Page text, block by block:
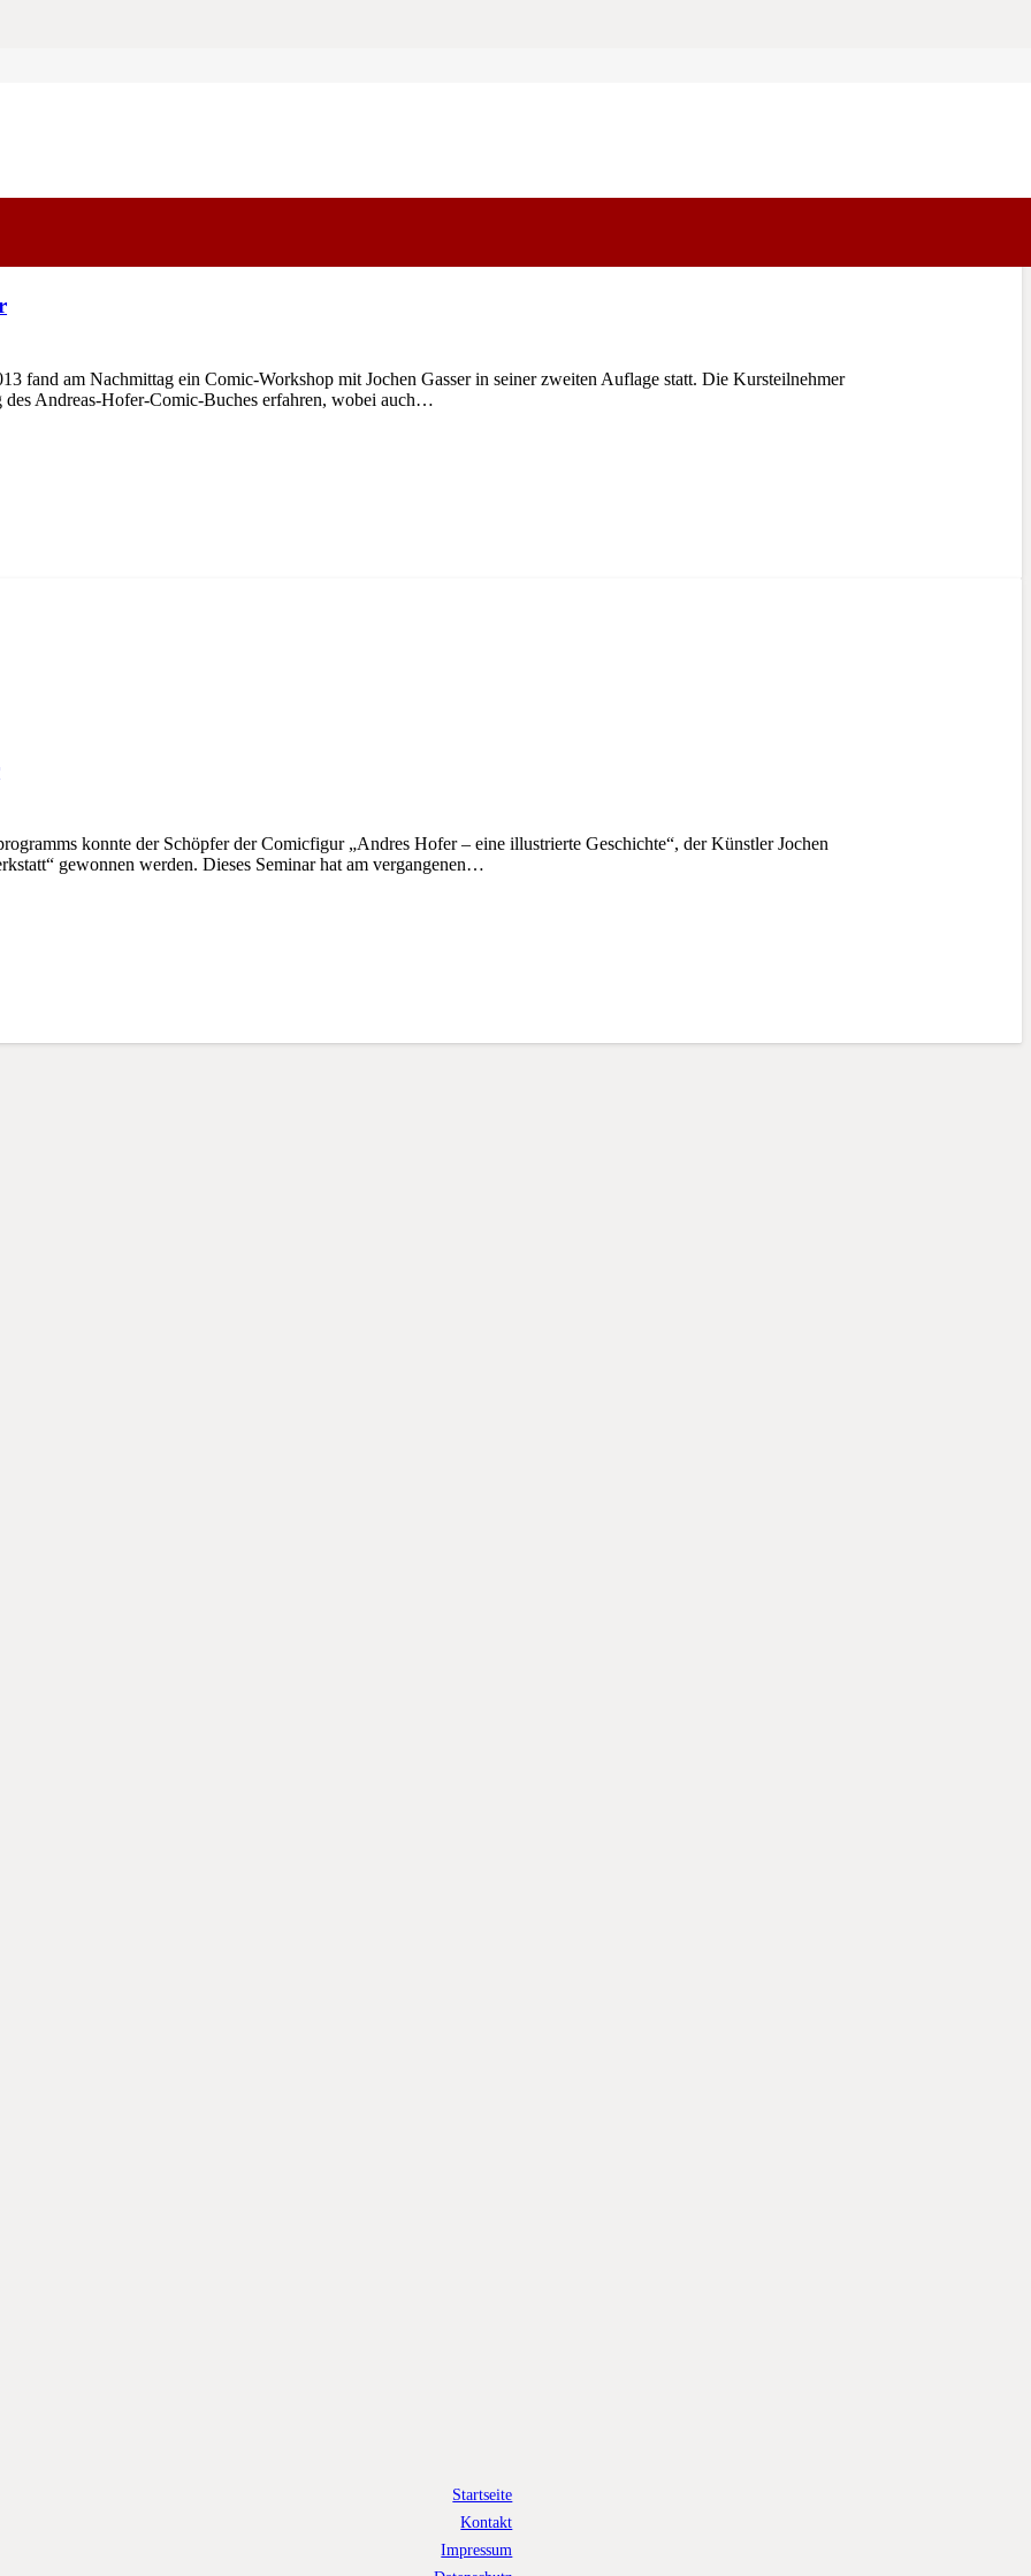
fand am Nachmittag ein Comic-Workshop mit Jochen Gasser in seiner zweiten Auflage statt. Die Kursteilnehmer
des Andreas-Hofer-Comic-Buches erfahren, wobei auch…
konnte der Schöpfer der Comicfigur „Andres Hofer – eine illustrierte Geschichte“, der Künstler Jochen
gewonnen werden. Dieses Seminar hat am vergangenen…
Startseite
Kontakt
Impressum